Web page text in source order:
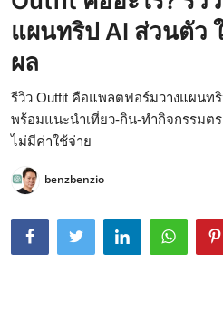
ChatGPT Prompts
ThaiGPT Builder
คอร์สเรียน ChatGPT
แผนทริป AI ส่วนตัว
ผล
รีวิว Outfit คือแพลตฟอร์มวางแผนท
พร้อมแนะนำเที่ยว-กิน-ทำกิจกรรมต
ไม่มีค่าใช้จ่าย
benzbenzio